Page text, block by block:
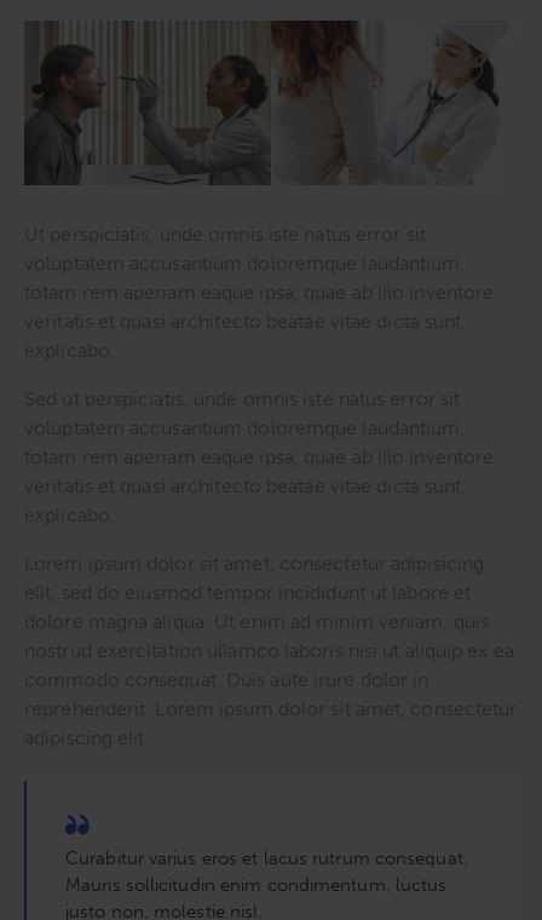
Ut perspiciatis, unde omnis iste natus error sit
voluptatem accusantium doloremque laudantium,
totam rem aperiam eaque ipsa, quae ab illo inventore
veritatis et quasi architecto beatae vitae dicta sunt,
explicabo.
Sed ut perspiciatis, unde omnis iste natus error sit
voluptatem accusantium doloremque laudantium,
totam rem aperiam eaque ipsa, quae ab illo inventore
veritatis et quasi architecto beatae vitae dicta sunt,
explicabo.
Lorem ipsum dolor sit amet, consectetur adipisicing
elit, sed do eiusmod tempor incididunt ut labore et
dolore magna aliqua. Ut enim ad minim veniam, quis
nostrud exercitation ullamco laboris nisi ut aliquip ex ea
commodo consequat. Duis aute irure dolor in
reprehenderit. Lorem ipsum dolor sit amet, consectetur
adipiscing elit.
Curabitur varius eros et lacus rutrum consequat.
Mauris sollicitudin enim condimentum, luctus
justo non, molestie nisl.